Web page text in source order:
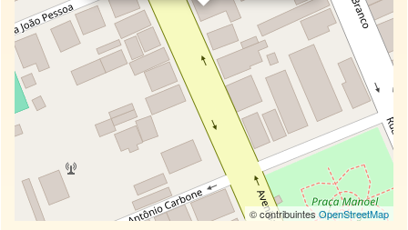
© contribuintesOpenStreetMap